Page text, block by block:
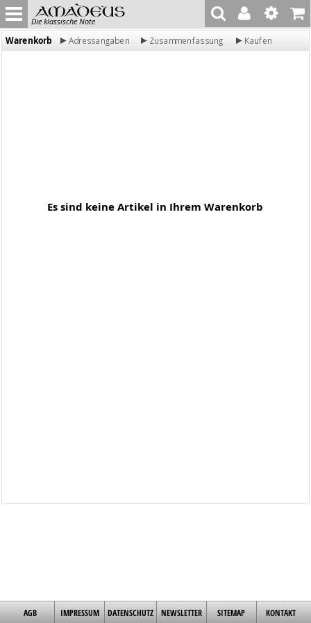
Die klassische Note
Warenkorb Adressangaben Zusammenfassung Kaufen
Es sind keine Artikel in Ihrem Warenkorb
AGB IMPRESSUM DATENSCHUTZ NEWSLETTER SITEMAP KONTAKT